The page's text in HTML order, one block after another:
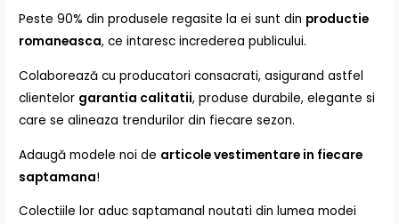
Peste 90% din produsele regasite la ei sunt din productie
romaneasca, ce intaresc increderea publicului.
Colaborează cu producatori consacrati, asigurand astfel
clientelor garantia calitatii, produse durabile, elegante si
care se alineaza trendurilor din fiecare sezon.
Adaugă modele noi de articole vestimentare in fiecare
saptamana!
Colectiile lor aduc saptamanal noutati din lumea modei